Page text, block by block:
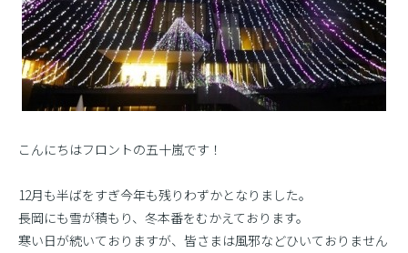
こんにちはフロントの五十嵐です！
12月も半ばをすぎ今年も残りわずかとなりました。
長岡にも雪が積もり、冬本番をむかえております。
寒い日が続いておりますが、皆さまは風邪などひいておりません